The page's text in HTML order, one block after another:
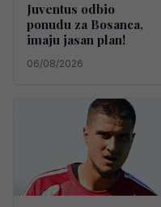
Juventus odbio
ponudu za Bosanca,
imaju jasan plan!
06/08/2026